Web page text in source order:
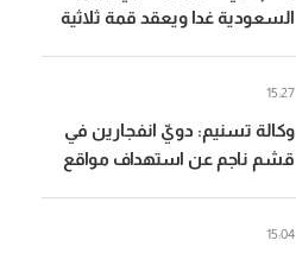
السعودية غدا ويعقد قمة ثلاثية
وكالة تسنيم: دويّ انفجارين في
قشم ناجم عن استهداف مواقع
15:27
15:04